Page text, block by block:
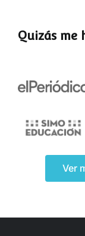
Quizás me
Ver